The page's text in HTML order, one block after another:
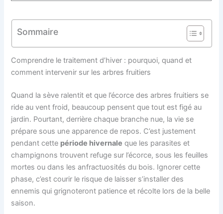
Sommaire
Comprendre le traitement d’hiver : pourquoi, quand et
comment intervenir sur les arbres fruitiers
Quand la sève ralentit et que l’écorce des arbres fruitiers se
ride au vent froid, beaucoup pensent que tout est figé au
jardin. Pourtant, derrière chaque branche nue, la vie se
prépare sous une apparence de repos. C’est justement
pendant cette période hivernale que les parasites et
champignons trouvent refuge sur l’écorce, sous les feuilles
mortes ou dans les anfractuosités du bois. Ignorer cette
phase, c’est courir le risque de laisser s’installer des
ennemis qui grignoteront patience et récolte lors de la belle
saison.